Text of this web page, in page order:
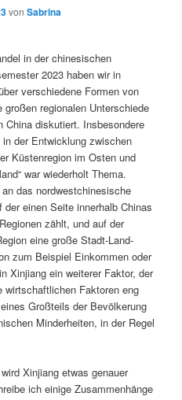
vonSabrina
in der chinesischen
2023 haben wir in
verschiedene Formen von
regionalen Unterschiede
China diskutiert. Insbesondere
der Entwicklung zwischen
Küstenregion im Osten und
war wiederholt Thema.
das nordwestchinesische
einen Seite innerhalb Chinas
zählt, und auf der
eine große Stadt-Land-
zum Beispiel Einkommen oder
Xinjiang ein weiterer Faktor, der
wirtschaftlichen Faktoren eng
Großteils der Bevölkerung
Minderheiten, in der Regel
Xinjiang etwas genauer
ich einige Zusammenhänge